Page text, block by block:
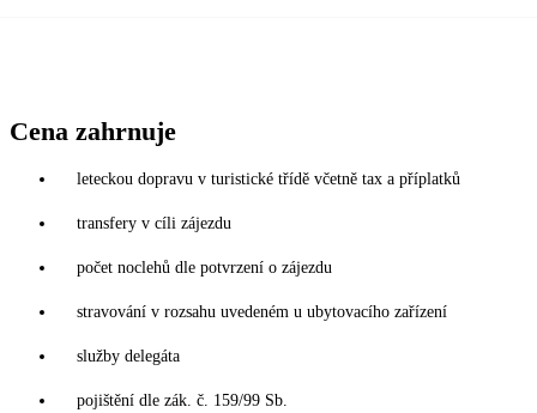
Cena zahrnuje
leteckou dopravu v turistické třídě včetně tax a příplatků
transfery v cíli zájezdu
počet noclehů dle potvrzení o zájezdu
stravování v rozsahu uvedeném u ubytovacího zařízení
služby delegáta
pojištění dle zák. č. 159/99 Sb.